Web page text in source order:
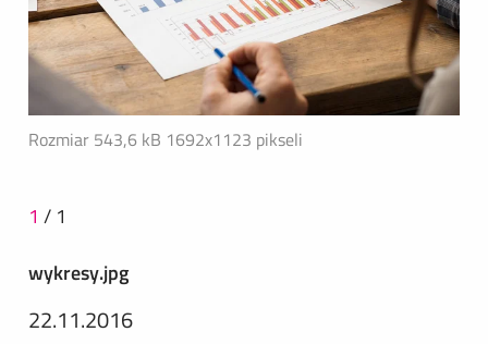
Rozmiar 543,6 kB 1692x1123 pikseli
1 / 1
wykresy.jpg
22.11.2016